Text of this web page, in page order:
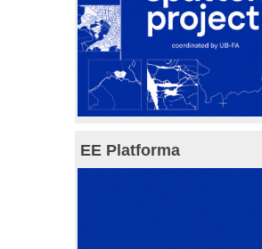
EE Platforma